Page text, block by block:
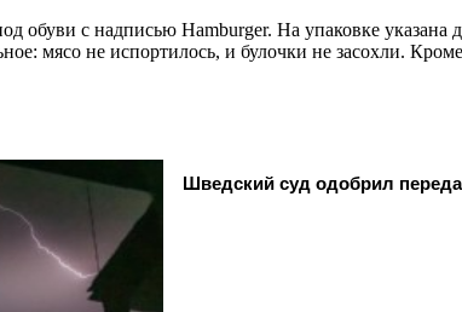
обуви с надписью Hamburger. На упаковке
мясо не испортилось, и булочки не засохли.
Шведский суд одобрил